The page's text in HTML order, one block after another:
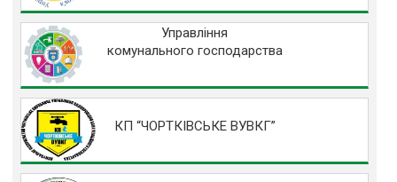
Управління
комунального господарства
КП “ЧОРТКІВСЬКЕ ВУВКГ”